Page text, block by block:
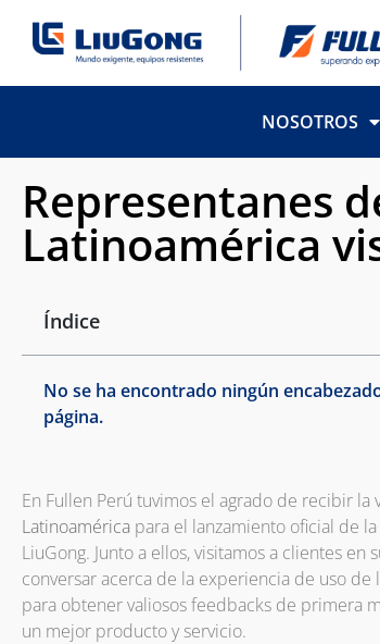
NOSOTROS
Representanes
Latinoamérica
Índice
No se ha encontrado ningún
página.
En Fullen Perú tuvimos el agrado de recibir la
Latinoamérica para el lanzamiento oficial de
LiuGong. Junto a ellos, visitamos a clientes
conversar acerca de la experiencia de uso
para obtener valiosos feedbacks de primera
un mejor producto y servicio.